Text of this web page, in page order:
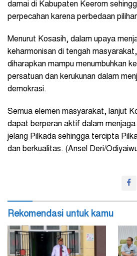
damai di Kabupaten Keerom
perpecahan karena perbedaan
Menurut Kosasih, dalam upaya
keharmonisan di tengah
diharapkan mampu menumbuhkan
persatuan dan kerukunan dalam
demokrasi.
Semua elemen masyarakat, lanjut
dapat berperan aktif dalam menjaga
jelang Pilkada sehingga tercipta
dan berkualitas. (Ansel Deri/
Rekomendasi untuk kamu